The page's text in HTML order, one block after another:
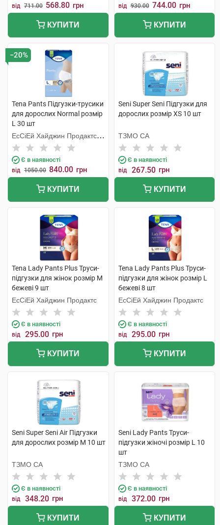
від 711.00 568.80 грн
КУПИТИ
від 930.00 744.00 грн
КУПИТИ
−20%
Tena Pants Підгузки-трусики
для дорослих Normal розмір
L 30 шт
ЕсСіЕй Хайджин Продактс
Хугезанд
Є в наявності
від 1050.00 840.00 грн
КУПИТИ
Seni Super Seni Підгузки для
дорослих розмір XS 10 шт
ТЗМО СА
Є в наявності
від 267.50 грн
КУПИТИ
Tena Lady Pants Plus Труси-
підгузки для жінок розмір M
бежеві 9 шт
ЕсСіЕй Хайджин Продактс
Є в наявності
від 295.00 грн
КУПИТИ
Tena Lady Pants Plus Труси-
підгузки для жінок розмір L
бежеві 8 шт
ЕсСіЕй Хайджин Продактс
Є в наявності
від 295.00 грн
КУПИТИ
Seni Super Seni Air Підгузки
для дорослих розмір M 10 шт
ТЗМО СА
Є в наявності
від 348.20 грн
КУПИТИ
Seni Lady Pants Труси-
підгузки жіночі розмір L 10
шт
ТЗМО СА
Є в наявності
від 372.00 грн
КУПИТИ